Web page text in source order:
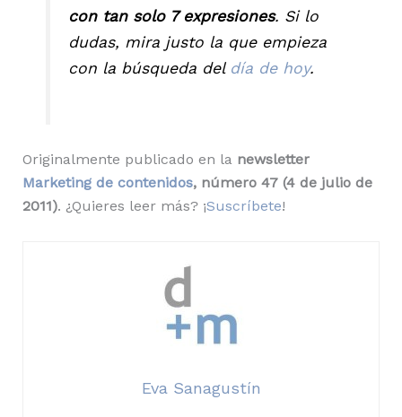
con tan solo 7 expresiones. Si lo
dudas, mira justo la que empieza
con la búsqueda del día de hoy.
Originalmente publicado en la newsletter
Marketing de contenidos, número 47 (4 de julio de
2011). ¿Quieres leer más? ¡Suscríbete!
Eva Sanagustín